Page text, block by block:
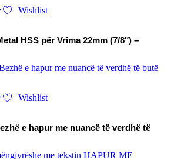
Wishlist
HSS për Vrima 22mm (7/8″) –
Wishlist
e hapur me nuancë të verdhë të